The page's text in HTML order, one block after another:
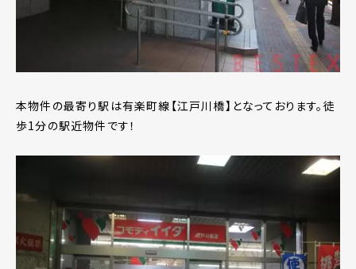
本物件の最寄り駅は有楽町線【江戸川橋】となっております。徒
歩1分の駅近物件です！